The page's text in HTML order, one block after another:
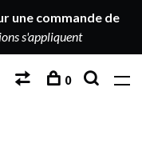
une commande de
s'appliquent
0